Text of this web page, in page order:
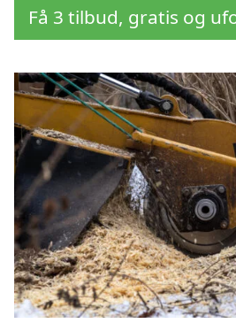
Få 3 tilbud, gratis og